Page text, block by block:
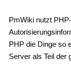
PmWiki nutzt
PHP die Dinge so
Server als Teil der